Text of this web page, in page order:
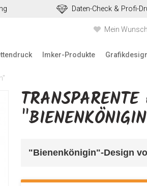
Daten-Check & Profi-
Mein
Imker-Produkte
"Bienenkönigin"-Design